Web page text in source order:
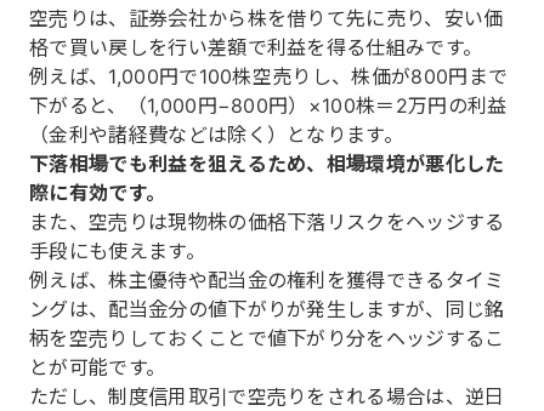
空売りは、証券会社から株を借りて先に売り、安い価
格で買い戻しを行い差額で利益を得る仕組みです。
例えば、1,000円で100株空売りし、株価が800円まで
下がると、（1,000円−800円）×100株＝2万円の利益
（金利や諸経費などは除く）となります。
下落相場でも利益を狙えるため、相場環境が悪化した
際に有効です。
また、空売りは現物株の価格下落リスクをヘッジする
手段にも使えます。
例えば、株主優待や配当金の権利を獲得できるタイミ
ングは、配当金分の値下がりが発生しますが、同じ銘
柄を空売りしておくことで値下がり分をヘッジするこ
とが可能です。
ただし、制度信用取引で空売りをされる場合は、逆日